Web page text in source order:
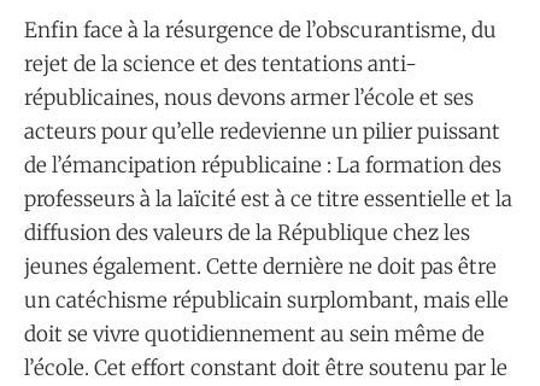
Enfin face à la résurgence de l’obscurantisme, du
rejet de la science et des tentations anti-
républicaines, nous devons armer l’école et ses
acteurs pour qu’elle redevienne un pilier puissant
de l’émancipation républicaine : La formation des
professeurs à la laïcité est à ce titre essentielle et la
diffusion des valeurs de la République chez les
jeunes également. Cette dernière ne doit pas être
un catéchisme républicain surplombant, mais elle
doit se vivre quotidiennement au sein même de
l’école. Cet effort constant doit être soutenu par le